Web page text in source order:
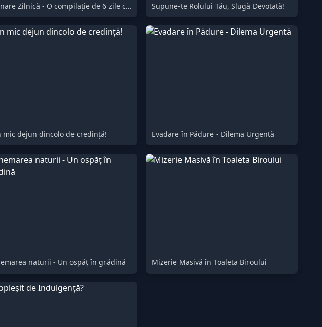
Alinare Zilnică - O compilație de 6 zile cu scaune masive Supune-te Rolului Tău, Slugă Devotată!
mic dejun dincolo de credință! Evadare în Pădure - Dilema Urgentă
naturii - Un ospăț în grădină Mizerie Masivă în Toaleta Biroului